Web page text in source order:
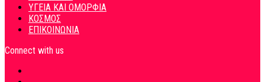
ΥΓΕΙΑ ΚΑΙ ΟΜΟΡΦΙΑ
ΚΟΣΜΟΣ
ΕΠΙΚΟΙΝΩΝΙΑ
Connect with us